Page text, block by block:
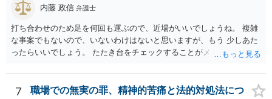
内藤 政信 弁護士
打ち合わせのため足を何回も運ぶので、近場がいいでしょうね。 複雑
な事案でもないので、いないわけはないと思いますが、もう 少しあた
ったらいいでしょう。 たたき台をチェックすることがメインなので、
7
職場での無実の罪、精神的苦痛と法的対処法につ